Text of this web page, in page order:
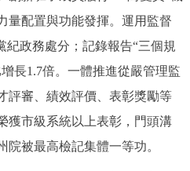
量配置與功能發揮。運用監督
紀政務處分；記錄報告“三個規
長1.7倍。一體推進從嚴管理監
評審、績效評價、表彰獎勵等
獲市級系統以上表彰，門頭溝
院被最高檢記集體一等功。